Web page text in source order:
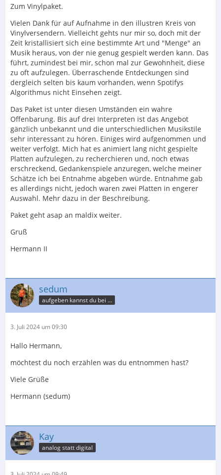
Zum Vinylpaket.
Vielen Dank für auf Aufnahme in den illustren Kreis von
Vinylversendern. Vielleicht gehts nur mir so, doch mit der
Zeit kristallisiert sich eine bestimmte Art und "Menge" an
Musik heraus, von der nie genug gespielt werden kann. Das
führt, zumindest bei mir, schon mal zur Gewohnheit, diese
zu oft aufzulegen. Überraschende Entdeckungen sind
dergleich selten bis kaum vorhanden, wenn Spotifys
Algorithmus nicht Einsehen zeigt.
Das Paket ist unter diesen Umständen ein wahre
Offenbarung. Bis auf drei Interpreten ist das Angebot
gänzlich unbekannt und die unterschiedlichen Musikstile
sehr interessant zu hören. Einiges wird aufgenommen und
weiter verfolgt. Mich hat es animiert lang nicht gespielte
Platten aufzulegen, zu recherchieren und, noch etwas
erschreckend, Gedankenspiele anzuregen, welche meiner
Schätze ich bei Entnahme abgeben würde. Entnahme gab
es allerdings nicht, jedoch waren zwei Platten in engerer
Auswahl. Mehr dazu in der Beschreibung.
Paket geht asap an maldix weiter.
Gruß
Hermann II
sedum
aufgeben kannst du bei der Post
3. Juli 2024 um 09:30
Hallo Hermann,
möchtest du noch erzählen was du entnommen hast?
Viele Grüße
Hermann (sedum)
Kay
analog statt digital